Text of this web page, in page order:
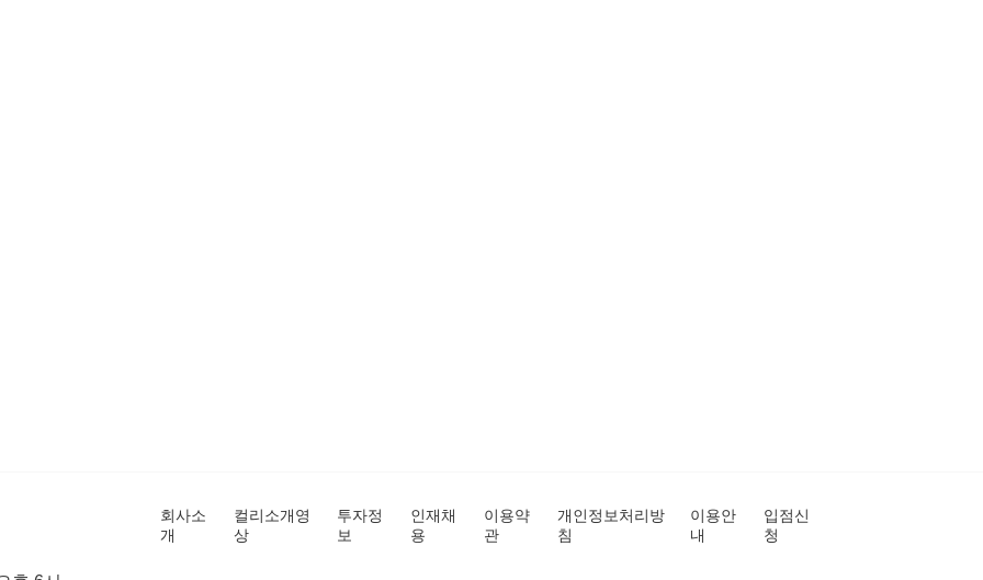
회사소
개
컬리소개영
상
투자정
보
인재채
용
이용약
관
개인정보처리방
침
이용안
내
입점신
청